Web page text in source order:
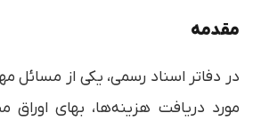
مقدمه
در دفاتر اسناد رسمی، یکی از مسائل
مورد دریافت هزینه‌ها، بهای